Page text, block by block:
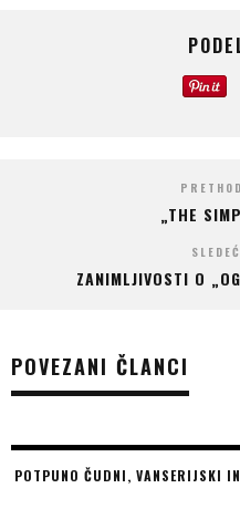
„THE
ZANIMLJIVOSTI O
POVEZANI ČLANCI
POTPUNO ČUDNI, VANSERIJSKI